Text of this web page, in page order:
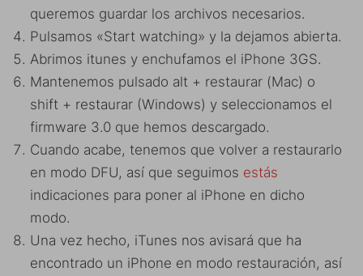
queremos guardar los archivos necesarios.
Pulsamos «Start watching» y la dejamos abierta.
Abrimos itunes y enchufamos el iPhone 3GS.
Mantenemos pulsado alt + restaurar (Mac) o
shift + restaurar (Windows) y seleccionamos el
firmware 3.0 que hemos descargado.
Cuando acabe, tenemos que volver a restaurarlo
en modo DFU, así que seguimos estás
indicaciones para poner al iPhone en dicho
modo.
Una vez hecho, iTunes nos avisará que ha
encontrado un iPhone en modo restauración, así